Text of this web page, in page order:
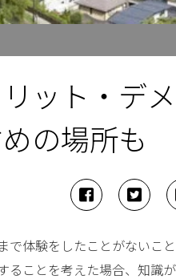
ット・デ
の場所も
で体験をしたことがないこ
ることを考えた場合、知識